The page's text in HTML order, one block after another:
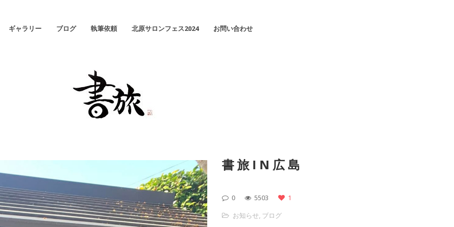
ギャラリー ブログ 執筆依頼 北原サロンフェス2024 お問い合わせ
書旅IN広島
0 5503
1
お知らせ, ブログ